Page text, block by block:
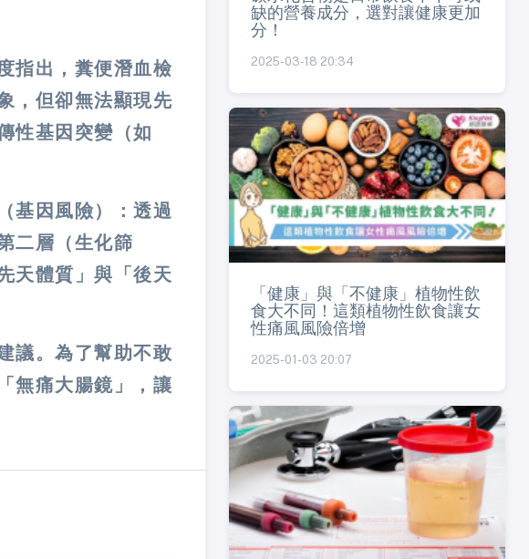
指出，糞便潛血檢
，但卻無法顯現先
性基因突變（如
基因風險）：透過
二層（生化篩
天體質」與「後天
議。為了幫助不敢
無痛大腸鏡」，讓
缺的營養成分，選對讓健康更加
分！
2025-03-18 20:34
「健康」與「不健康」植物性飲
食大不同！這類植物性飲食讓女
性痛風風險倍增
2025-01-03 20:07